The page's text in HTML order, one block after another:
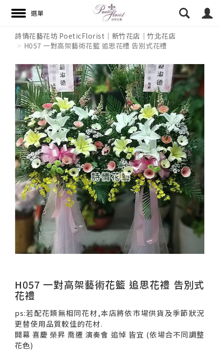
詩情花藝花坊 PoeticFlorist｜新竹花店｜竹北花店
H057 一對高架藝術花籃 追思花禮 告別式花禮
H057 一對高架藝術花籃 追思花禮 告別式
花禮
ps:若配花類無相同花材,本店將依市場供貨及季節狀況
更替使用品質較佳的花材.
開幕 喜慶 榮昇 喬遷 演奏會 追悼 皆宜 (依場合不同調整
花色)